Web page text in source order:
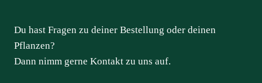
Du hast Fragen zu deiner Bestellung oder deinen
Pflanzen?
Dann nimm gerne Kontakt zu uns auf.